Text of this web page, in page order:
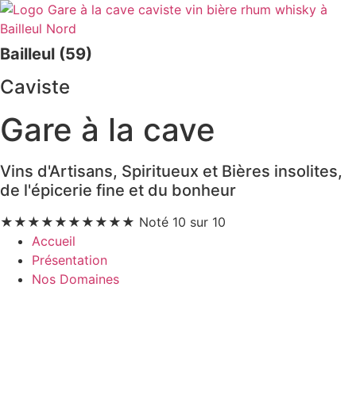
Bailleul (59)
Caviste
Gare à la cave
Vins d'Artisans, Spiritueux et Bières insolites,
de l'épicerie fine et du bonheur
★ ★ ★ ★ ★ ★ ★ ★ ★ ★ Noté 10 sur 10
Accueil
Présentation
Nos Domaines